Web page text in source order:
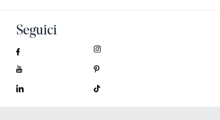
Seguici